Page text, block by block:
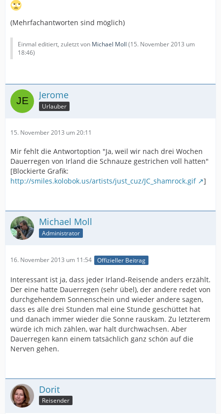
(Mehrfachantworten sind möglich)
Einmal editiert, zuletzt von Michael Moll (15. November 2013 um
18:46)
Jerome
Urlauber
15. November 2013 um 20:11
Mir fehlt die Antwortoption "Ja, weil wir nach drei Wochen
Dauerregen von Irland die Schnauze gestrichen voll hatten"
[Blockierte Grafik:
http://smiles.kolobok.us/artists/just_cuz/JC_shamrock.gif
]
Michael Moll
Administrator
16. November 2013 um 11:54 Offizieller Beitrag
Interessant ist ja, dass jeder Irland-Reisende anders erzählt.
Der eine hatte Dauerregen (sehr übel), der andere redet von
durchgehendem Sonnenschein und wieder andere sagen,
dass es alle drei Stunden mal eine Stunde geschüttet hat
und danach immer wieder die Sonne rauskam. Zu letzterem
würde ich mich zählen, war halt durchwachsen. Aber
Dauerregen kann einem tatsächlich ganz schön auf die
Nerven gehen.
Dorit
Reisender